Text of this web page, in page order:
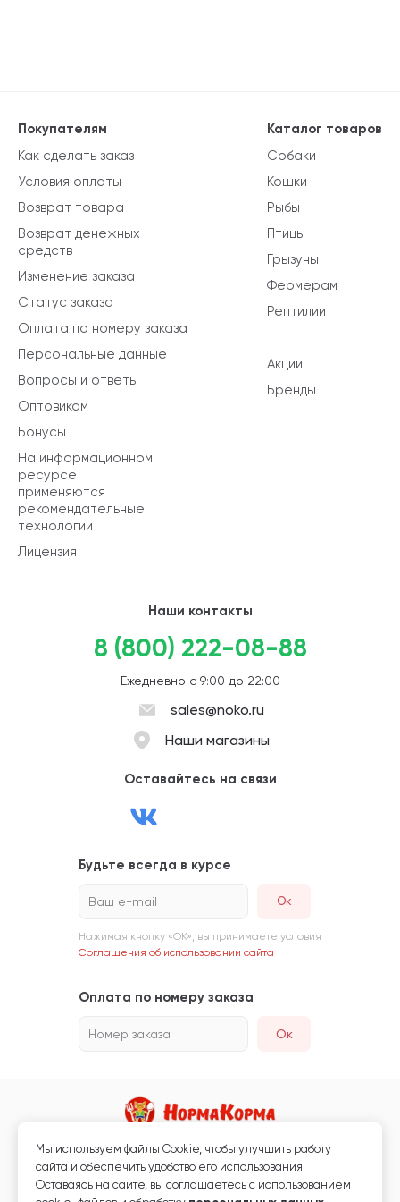
Каталог товаров
Собаки
Кошки
Рыбы
Птицы
Грызуны
Фермерам
Рептилии
Акции
Бренды
Покупателям
Как сделать заказ
Условия оплаты
Возврат товара
Возврат денежных
средств
Изменение заказа
Статус заказа
Оплата по номеру заказа
Персональные данные
Вопросы и ответы
Оптовикам
Бонусы
На информационном
ресурсе
применяются
рекомендательные
технологии
Лицензия
Наши контакты
8 (800) 222-08-88
Ежедневно с 9:00 до 22:00
sales@noko.ru
Наши магазины
Оставайтесь на связи
Будьте всегда в курсе
Ваш e-mail
Нажимая кнопку «ОК», вы принимаете условия
Соглашения об использовании сайта
Оплата по номеру заказа
Номер заказа Ок
Магазин кормов для животных и ветаптека
Любая информация, размещённая на сайте, не является публичной
офертой.
Мы используем файлы Сookie, чтобы улучшить работу
сайта и обеспечить удобство его использования.
Оставаясь на сайте, вы соглашаетесь с использованием